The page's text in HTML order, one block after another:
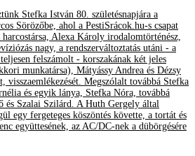
Stefka István 80. születésnapjára a
Sörözőbe, ahol a PestiSrácok.hu-s csapat
Alexa Károly irodalomtörténész,
nagy, a rendszerváltoztatás utáni - a
felszámolt - korszakának két jeles
munkatársa), Mátyássy Andrea és Dézsy
visszaemlékezését. Megszólalt továbbá Stefka
és egyik lánya, Stefka Nóra, továbbá
és Szalai Szilárd. A Huth Gergely által
egy fergeteges köszöntés követte, a tortát és
együttesének, az AC/DC-nek a dübörgésére